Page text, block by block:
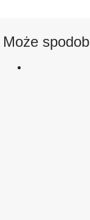
Może